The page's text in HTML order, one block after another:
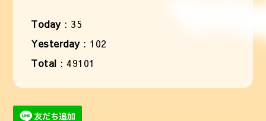
Today: 35
Yesterday: 102
Total :49101